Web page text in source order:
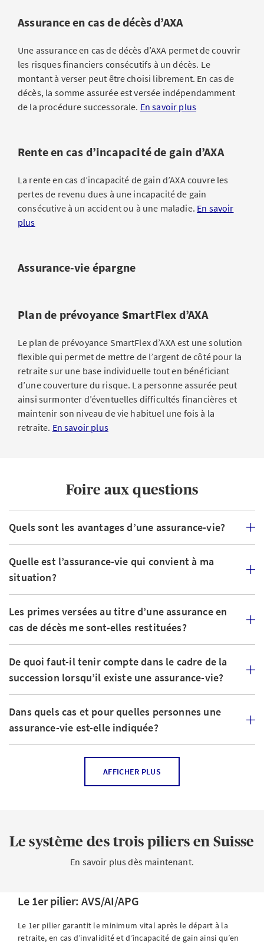
Assurance en cas de décès d’AXA
Une assurance en cas de décès d’AXA permet de couvrir
les risques financiers consécutifs à un décès. Le
montant à verser peut être choisi librement. En cas de
décès, la somme assurée est versée indépendamment
de la procédure successorale. En savoir plus
Rente en cas d’incapacité de gain d’AXA
La rente en cas d’incapacité de gain d’AXA couvre les
pertes de revenu dues à une incapacité de gain
consécutive à un accident ou à une maladie. En savoir
plus
Assurance-vie épargne
Plan de prévoyance SmartFlex d’AXA
Le plan de prévoyance SmartFlex d’AXA est une solution
flexible qui permet de mettre de l’argent de côté pour la
retraite sur une base individuelle tout en bénéficiant
d’une couverture du risque. La personne assurée peut
ainsi surmonter d’éventuelles difficultés financières et
maintenir son niveau de vie habituel une fois à la
retraite. En savoir plus
Foire aux questions
Quels sont les avantages d’une assurance-vie?
Quelle est l’assurance-vie qui convient à ma
situation?
Les primes versées au titre d’une assurance en
cas de décès me sont-elles restituées?
De quoi faut-il tenir compte dans le cadre de la
succession lorsqu’il existe une assurance-vie?
Dans quels cas et pour quelles personnes une
assurance-vie est-elle indiquée?
Qu’advient-il d’une assurance-vie en cas de
Quelles assurances-vie sont déductibles des
AFFICHER PLUS
Le système des trois piliers en Suisse
En savoir plus dès maintenant.
Le 1er pilier: AVS/AI/APG
Le 1er pilier garantit le minimum vital après le départ à la
retraite, en cas d’invalidité et d’incapacité de gain ainsi qu’en